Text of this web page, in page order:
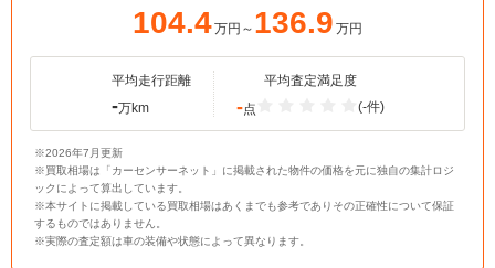
104.4万円～ 136.9 万円
平均走行距離
-万km
平均査定満足度
-点 (-件)
※2026年7月更新
※買取相場は「カーセンサーネット」に掲載された物件の価格を元に独自の集計ロジ
ックによって算出しています。
※本サイトに掲載している買取相場はあくまでも参考でありその正確性について保証
するものではありません。
※実際の査定額は車の装備や状態によって異なります。